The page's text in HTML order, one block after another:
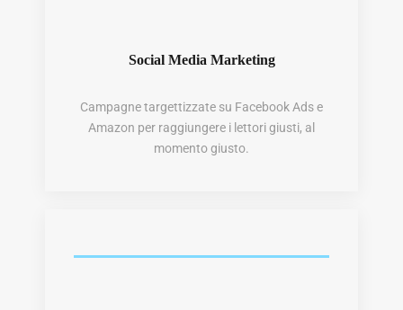
Social Media Marketing
Campagne targettizzate su Facebook Ads e
Amazon per raggiungere i lettori giusti, al
momento giusto.